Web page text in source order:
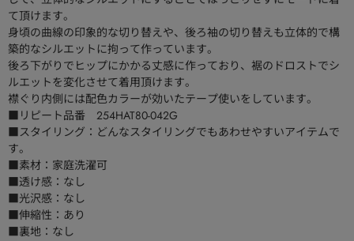
て頂けます。
身頃の曲線の印象的な切り替えや、後ろ袖の切り替えも立体的で構
築的なシルエットに拘って作っています。
後ろ下がりでヒップにかかる丈感に作っており、裾のドロストでシ
ルエットを変化させて着用頂けます。
襟ぐり内側には配色カラーが効いたテープ使いをしています。
■リピート品番 254HAT80-042G
■スタイリング：どんなスタイリングでもあわせやすいアイテムで
す。
■素材：家庭洗濯可
■透け感：なし
■光沢感：なし
■伸縮性：あり
■裏地：なし